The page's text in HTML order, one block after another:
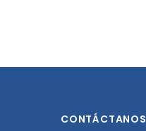
CONTÁCTANOS